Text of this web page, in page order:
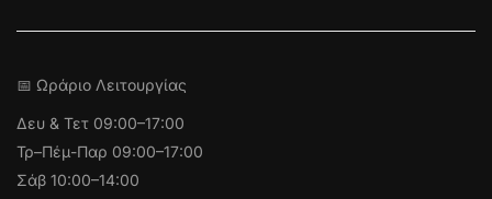
📅 Ωράριο Λειτουργίας
Δευ & Τετ 09:00–17:00
Τρ–Πέμ-Παρ 09:00–17:00
Σάβ 10:00–14:00